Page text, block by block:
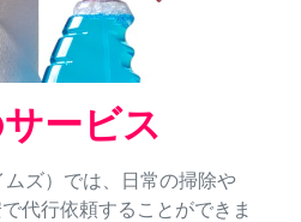
ービス
ズ）では、日常の掃除や
代行依頼することができま